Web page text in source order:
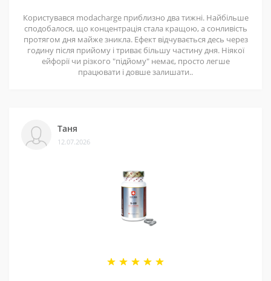
Користувався modacharge приблизно два тижні. Найбільше
сподобалося, що концентрація стала кращою, а сонливість
протягом дня майже зникла. Ефект відчувається десь через
годину після прийому і триває більшу частину дня. Ніякої
ейфорії чи різкого "підйому" немає, просто легше
працювати і довше залишати..
Таня
12.07.2026